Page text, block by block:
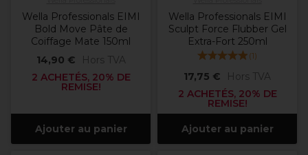
Wella Professionals EIMI
Bold Move Pâte de
Coiffage Mate 150ml
14,90 €
Hors TVA
2 ACHETÉS, 20% DE
REMISE!
Ajouter au panier
Wella Professionals EIMI
Sculpt Force Flubber Gel
Extra-Fort 250ml
(1)
17,75 €
Hors TVA
2 ACHETÉS, 20% DE
REMISE!
Ajouter au panier